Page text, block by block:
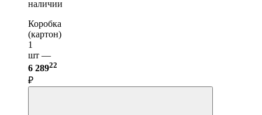
наличии
Коробка
(картон)
1
шт —
6 28922
₽